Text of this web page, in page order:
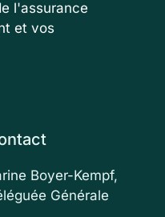
l'assurance
et vos
Boyer-Kempf,
Générale